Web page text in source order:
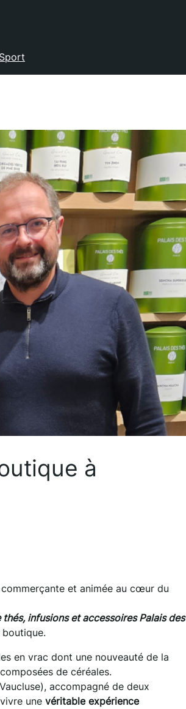
Sport
à
et animée au cœur du
thés, infusions et accessoires Palais des
en vrac dont une nouveauté de la
de céréales.
accompagné de deux
une véritable expérience